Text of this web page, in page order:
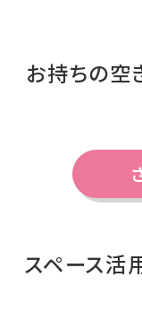
お持ちの空
スペース活